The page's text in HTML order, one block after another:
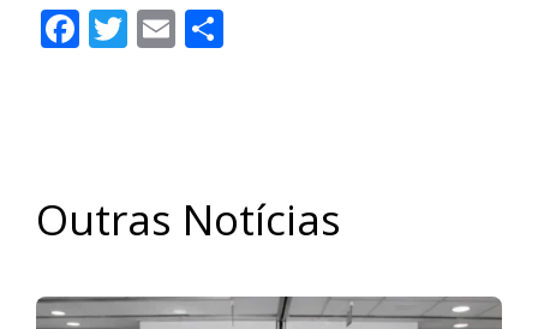
Facebook
Twitter
Email
Outras Notícias